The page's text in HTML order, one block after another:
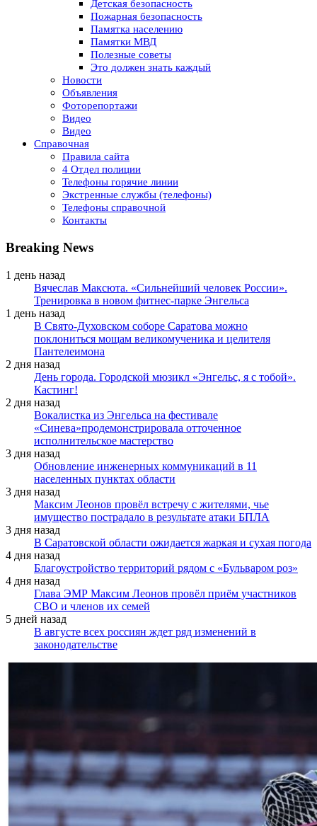
Детская безопасность
Пожарная безопасность
Памятка населению
Памятки МВД
Полезные советы
Это должен знать каждый
Новости
Объявления
Фоторепортажи
Видео
Видео
Справочная
Правила сайта
4 Отдел полиции
Телефоны горячие линии
Экстренные службы (телефоны)
Телефоны справочной
Контакты
Breaking News
1 день назад
Вячеслав Максюта. «Сильнейший человек России».
Тренировка в новом фитнес-парке Энгельса
1 день назад
В Свято-Духовском соборе Саратова можно
поклониться мощам великомученика и целителя
Пантелеимона
2 дня назад
День города. Городской мюзикл «Энгельс, я с тобой».
Кастинг!
2 дня назад
Вокалистка из Энгельса на фестивале
«Синева»продемонстрировала отточенное
исполнительское мастерство
3 дня назад
Обновление инженерных коммуникаций в 11
населенных пунктах области
3 дня назад
Максим Леонов провёл встречу с жителями, чье
имущество пострадало в результате атаки БПЛА
3 дня назад
В Саратовской области ожидается жаркая и сухая погода
4 дня назад
Благоустройство территорий рядом с «Бульваром роз»
4 дня назад
Глава ЭМР Максим Леонов провёл приём участников
СВО и членов их семей
5 дней назад
В августе всех россиян ждет ряд изменений в
законодательстве